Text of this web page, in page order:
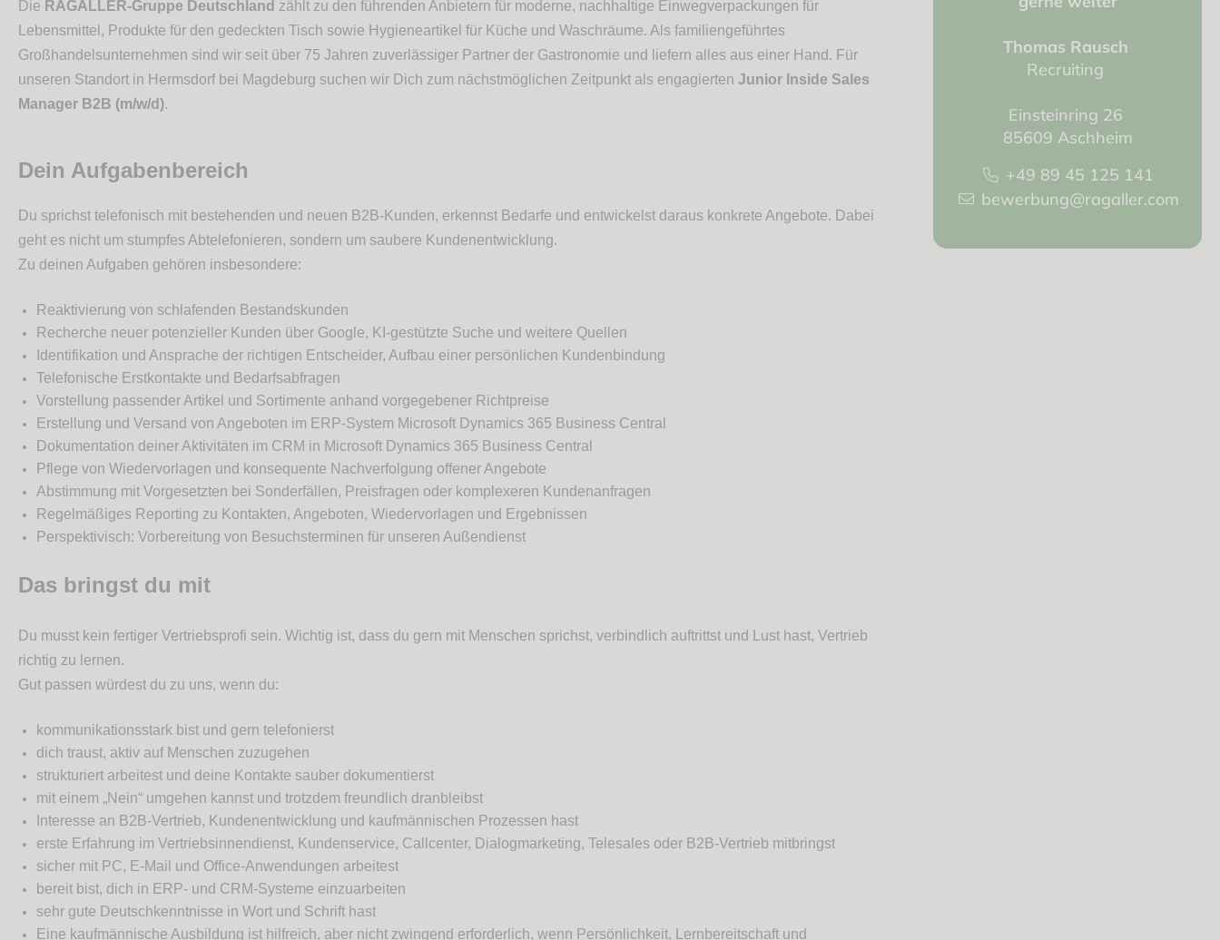
Die RAGALLER-Gruppe Deutschland zählt zu den führenden Anbietern für moderne, nachhaltige Einwegverpackungen für
Lebensmittel, Produkte für den gedeckten Tisch sowie Hygieneartikel für Küche und Waschräume. Als familiengeführtes
Großhandelsunternehmen sind wir seit über 75 Jahren zuverlässiger Partner der Gastronomie und liefern alles aus einer Hand. Für
unseren Standort in Hermsdorf bei Magdeburg suchen wir Dich zum nächstmöglichen Zeitpunkt als engagierten Junior Inside Sales
Manager B2B (m/w/d).
Dein Aufgabenbereich
Du sprichst telefonisch mit bestehenden und neuen B2B-Kunden, erkennst Bedarfe und entwickelst daraus konkrete Angebote. Dabei
geht es nicht um stumpfes Abtelefonieren, sondern um saubere Kundenentwicklung.
Zu deinen Aufgaben gehören insbesondere:
Reaktivierung von schlafenden Bestandskunden
Recherche neuer potenzieller Kunden über Google, KI-gestützte Suche und weitere Quellen
Identifikation und Ansprache der richtigen Entscheider, Aufbau einer persönlichen Kundenbindung
Telefonische Erstkontakte und Bedarfsabfragen
Vorstellung passender Artikel und Sortimente anhand vorgegebener Richtpreise
Erstellung und Versand von Angeboten im ERP-System Microsoft Dynamics 365 Business Central
Dokumentation deiner Aktivitäten im CRM in Microsoft Dynamics 365 Business Central
Pflege von Wiedervorlagen und konsequente Nachverfolgung offener Angebote
Abstimmung mit Vorgesetzten bei Sonderfällen, Preisfragen oder komplexeren Kundenanfragen
Regelmäßiges Reporting zu Kontakten, Angeboten, Wiedervorlagen und Ergebnissen
Perspektivisch: Vorbereitung von Besuchsterminen für unseren Außendienst
Das bringst du mit
Du musst kein fertiger Vertriebsprofi sein. Wichtig ist, dass du gern mit Menschen sprichst, verbindlich auftrittst und Lust hast, Vertrieb
richtig zu lernen.
Gut passen würdest du zu uns, wenn du:
kommunikationsstark bist und gern telefonierst
dich traust, aktiv auf Menschen zuzugehen
strukturiert arbeitest und deine Kontakte sauber dokumentierst
mit einem „Nein“ umgehen kannst und trotzdem freundlich dranbleibst
Interesse an B2B-Vertrieb, Kundenentwicklung und kaufmännischen Prozessen hast
erste Erfahrung im Vertriebsinnendienst, Kundenservice, Callcenter, Dialogmarketing, Telesales oder B2B-Vertrieb mitbringst
sicher mit PC, E-Mail und Office-Anwendungen arbeitest
bereit bist, dich in ERP- und CRM-Systeme einzuarbeiten
sehr gute Deutschkenntnisse in Wort und Schrift hast
Eine kaufmännische Ausbildung ist hilfreich, aber nicht zwingend erforderlich, wenn Persönlichkeit, Lernbereitschaft und
Thomas Rausch
Recruiting
Einsteinring 26
85609 Aschheim
+49 89 45 125 141
bewerbung@ragaller.com